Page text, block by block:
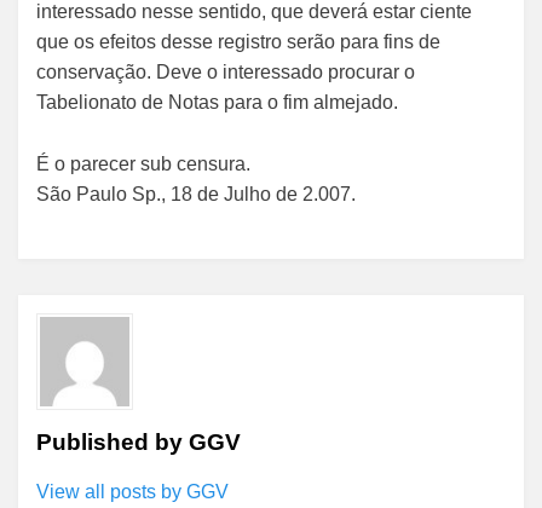
interessado nesse sentido, que deverá estar ciente
que os efeitos desse registro serão para fins de
conservação. Deve o interessado procurar o
Tabelionato de Notas para o fim almejado.
É o parecer sub censura.
São Paulo Sp., 18 de Julho de 2.007.
Published by GGV
View all posts by GGV